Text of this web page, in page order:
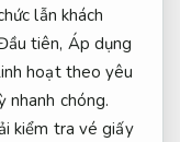
lẫn khách
tiên, Áp dụng
hoạt theo yêu
nhanh chóng.
kiểm tra vé giấy